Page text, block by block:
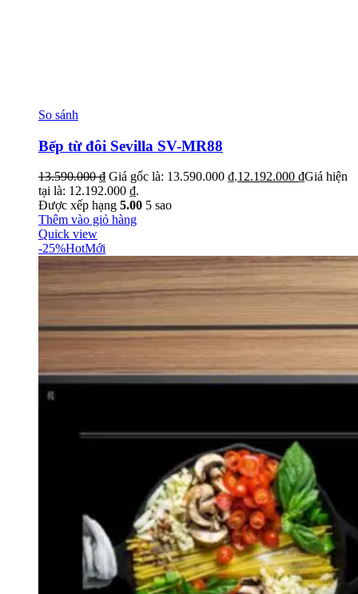
So sánh
Bếp từ đôi Sevilla SV-MR88
13.590.000₫ Giá gốc là: 13.590.000 ₫.12.192.000 ₫Giá hiện
tại là: 12.192.000 ₫.
Được xếp hạng 5.00 5 sao
Thêm vào giỏ hàng
Quick view
-25%HotMới